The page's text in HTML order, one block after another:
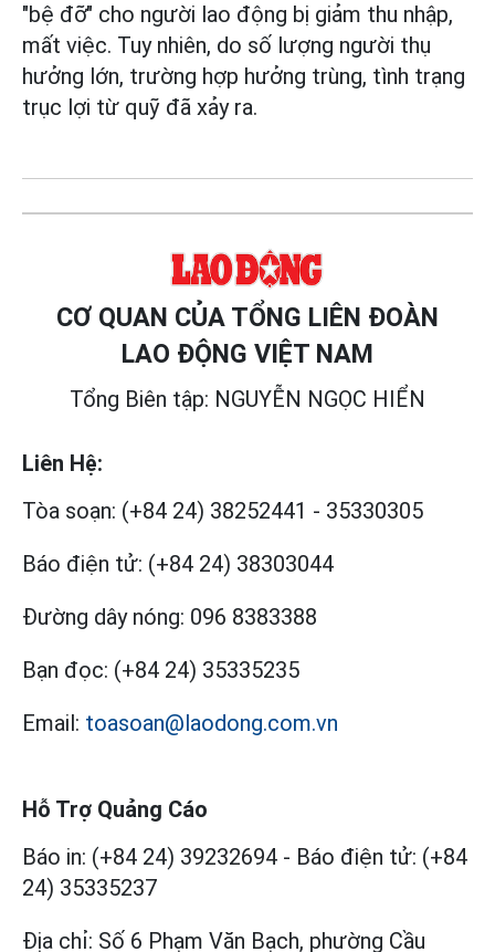
"bệ đỡ" cho người lao động bị giảm thu nhập,
mất việc. Tuy nhiên, do số lượng người thụ
hưởng lớn, trường hợp hưởng trùng, tình trạng
trục lợi từ quỹ đã xảy ra.
CƠ QUAN CỦA TỔNG LIÊN ĐOÀN
LAO ĐỘNG VIỆT NAM
Tổng Biên tập: NGUYỄN NGỌC HIỂN
Liên Hệ:
Tòa soạn: (+84 24) 38252441 - 35330305
Báo điện tử: (+84 24) 38303044
Đường dây nóng: 096 8383388
Bạn đọc: (+84 24) 35335235
Email: toasoan@laodong.com.vn
Hỗ Trợ Quảng Cáo
Báo in: (+84 24) 39232694 - Báo điện tử: (+84
24) 35335237
Địa chỉ: Số 6 Phạm Văn Bạch, phường Cầu